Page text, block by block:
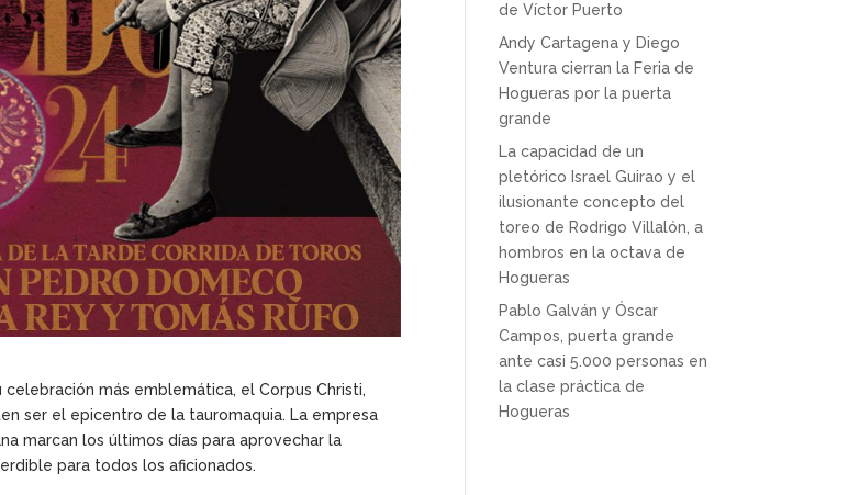
más emblemática, el Corpus Christi,
ser el epicentro de la tauromaquia. La empresa
marcan los últimos días para aprovechar la
para todos los aficionados.
de Víctor Puerto
Andy Cartagena y Diego
Ventura cierran la Feria de
Hogueras por la puerta
grande
La capacidad de un
pletórico Israel Guirao y el
ilusionante concepto del
toreo de Rodrigo Villalón, a
hombros en la octava de
Hogueras
Pablo Galván y Óscar
Campos, puerta grande
ante casi 5.000 personas en
la clase práctica de
Hogueras